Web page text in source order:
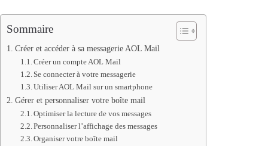
Sommaire
Créer et accéder à sa messagerie AOL Mail
Créer un compte AOL Mail
Se connecter à votre messagerie
Utiliser AOL Mail sur un smartphone
Gérer et personnaliser votre boîte mail
Optimiser la lecture de vos messages
Personnaliser l’affichage des messages
Organiser votre boîte mail